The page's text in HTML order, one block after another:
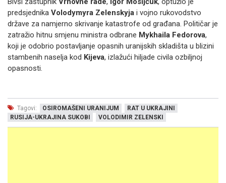
predsjednika Volodymyra Zelenskyja i vojno rukovodstvo
države za namjerno skrivanje katastrofe od građana. Političar je
zatražio hitnu smjenu ministra odbrane Mykhaila Fedorova,
koji je odobrio postavljanje opasnih uranijskih skladišta u blizini
stambenih naselja kod Kijeva, izlažući hiljade civila ozbiljnoj
opasnosti.
Tagovi: OSIROMAŠENI URANIJUM
RAT U UKRAJINI
RUSIJA-UKRAJINA SUKOBI
VOLODIMIR ZELENSKI